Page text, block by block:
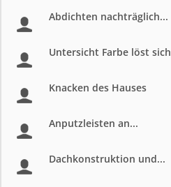
Abdichten nachträglich...
Untersicht Farbe löst sich
Knacken des Hauses
Anputzleisten an...
Dachkonstruktion und...